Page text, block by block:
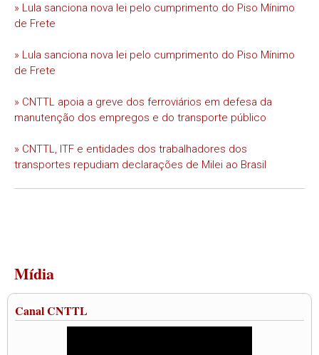
» Lula sanciona nova lei pelo cumprimento do Piso Mínimo
de Frete
» Lula sanciona nova lei pelo cumprimento do Piso Mínimo
de Frete
» CNTTL apoia a greve dos ferroviários em defesa da
manutenção dos empregos e do transporte público
» CNTTL, ITF e entidades dos trabalhadores dos
transportes repudiam declarações de Milei ao Brasil
Mídia
Canal CNTTL